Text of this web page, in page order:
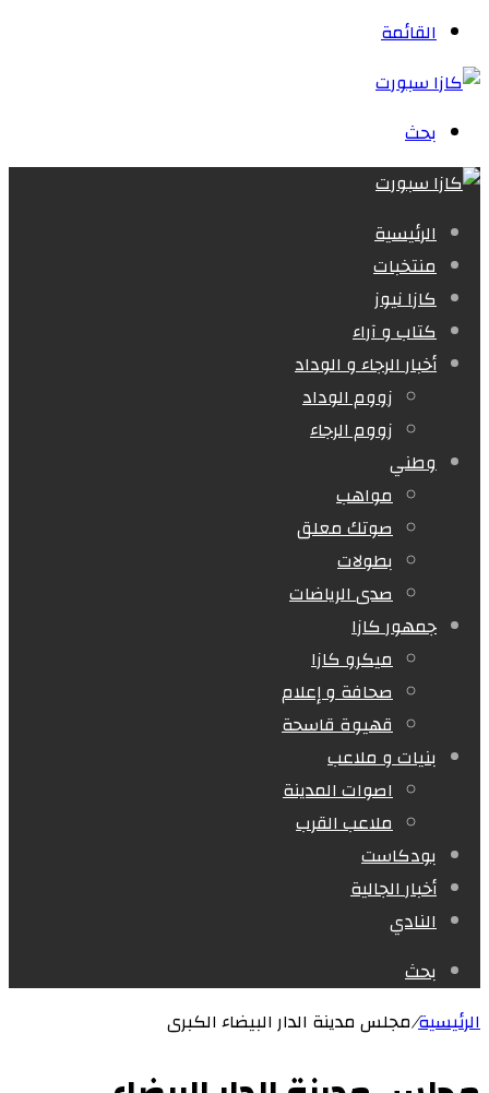
القائمة
بحث
الرئيسية
منتخبات
كازا نيوز
كتاب و آراء
أخبار الرجاء و الوداد
زووم الوداد
زووم الرجاء
وطني
مواهب
صوتك معلق
بطولات
صدى الرياضات
جمهور كازا
ميكرو كازا
صحافة و إعلام
قهيوة قاسحة
بنيات و ملاعب
اصوات المدينة
ملاعب القرب
بودكاست
أخبار الجالية
النادي
بحث
الرئيسية/مجلس مدينة الدار البيضاء الكبرى